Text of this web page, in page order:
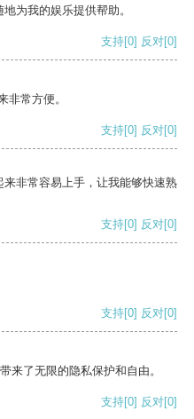
为我的娱乐提供帮助。
支持[0] 反对[0]
非常方便。
支持[0] 反对[0]
非常容易上手，让我能够快速熟
支持[0] 反对[0]
支持[0] 反对[0]
来了无限的隐私保护和自由。
支持[0] 反对[0]